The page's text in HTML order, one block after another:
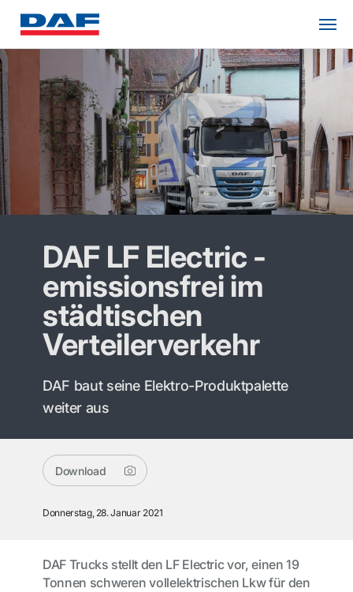
DAF LF Electric -
emissionsfrei im
städtischen
Verteilerverkehr
DAF baut seine Elektro-Produktpalette
weiter aus
Download
Donnerstag, 28. Januar 2021
DAF Trucks stellt den LF Electric vor, einen 19
Tonnen schweren vollelektrischen Lkw für den